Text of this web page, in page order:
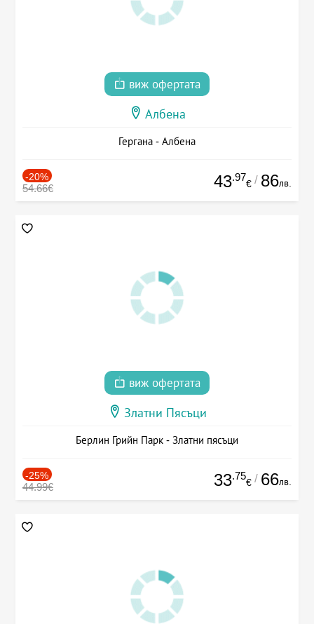
виж офертата
Албена
Гергана - Албена
-20%
54.66€ 43.97
€ / 86лв.
виж офертата
Златни Пясъци
Берлин Грийн Парк - Златни пясъци
-25%
44.99€ 33.75
€ / 66лв.